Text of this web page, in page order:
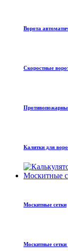
Ворота
Скоростные
Калитки для
Москитные
Москитные сетки
Москитные сетки